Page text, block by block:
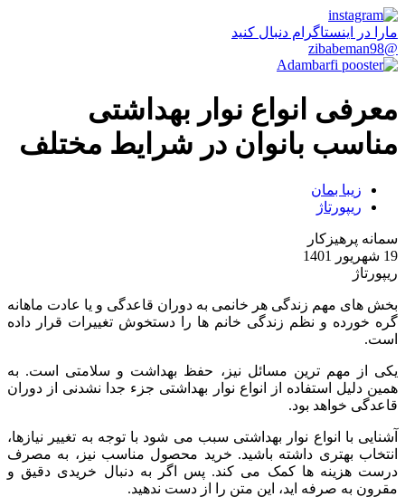
مارا در اینستاگرام دنبال کنید
@zibabeman98
معرفی انواع نوار بهداشتی
مناسب بانوان در شرایط مختلف
زیبا بمان
ریپورتاژ
سمانه پرهیزکار
19 شهریور 1401
ریپورتاژ
بخش های مهم زندگی هر خانمی به دوران قاعدگی و یا عادت ماهانه
گره خورده و نظم زندگی خانم‌ ها را دستخوش تغییرات قرار داده
است.
یکی از مهم ‌ترین مسائل نیز، حفظ بهداشت و سلامتی است. به
همین دلیل استفاده از انواع نوار بهداشتی جزء جدا نشدنی از دوران
قاعدگی خواهد بود.
آشنایی با انواع نوار بهداشتی سبب می ‌شود با توجه به تغییر نیازها،
انتخاب بهتری داشته باشید. خرید محصول مناسب نیز، به مصرف
درست هزینه ‌ها کمک می ‌کند. پس اگر به دنبال خریدی دقیق و
مقرون ‌به ‌صرفه ‌اید، این متن را از دست ندهید.